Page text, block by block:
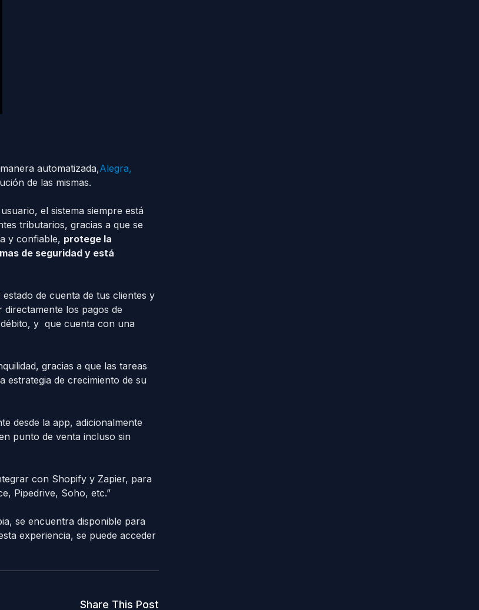
automatizada,Alegra,
de las mismas.
el sistema siempre está
tributarios, gracias a que se
y confiable, protege la
de seguridad y está
de cuenta de tus clientes y
los pagos de
y que cuenta con una
gracias a que las tareas
estrategia de crecimiento de su
desde la app, adicionalmente
punto de venta incluso sin
con Shopify y Zapier, para
Pipedrive, Soho, etc.”
se encuentra disponible para
experiencia, se puede acceder
Share This Post